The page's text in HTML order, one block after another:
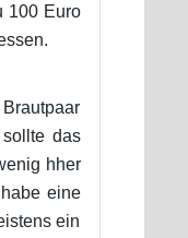
100 Euro
das
hher
eine
ein